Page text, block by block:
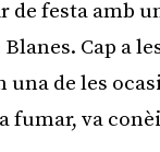
de festa amb
Cap a
una de les
fumar, va